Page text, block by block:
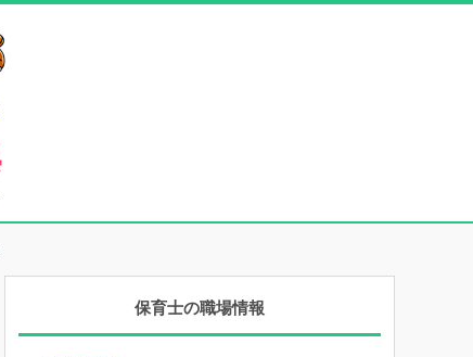
保育士の職場情報